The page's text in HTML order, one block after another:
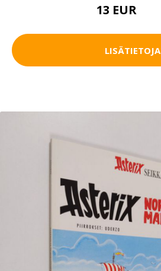
13 EUR
LISÄTIETOJA